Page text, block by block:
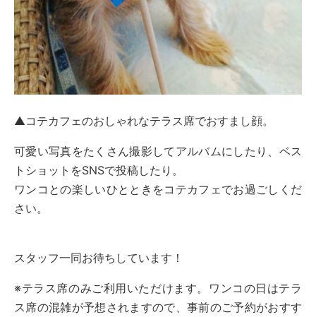
▲コテカフェのおしゃれなテラス席でおすまし顔。
可愛い写真をたくさん撮影してアルバムにしたり、ベス
トショットをSNSで投稿したり。
ワンコとの楽しいひとときをコテカフェでお過ごしくだ
さい。
スタッフ一同お待ちしています！
※テラス席のみご利用いただけます。ワンコの日はテラ
ス席の混雑が予想されますので、事前のご予約がおすす